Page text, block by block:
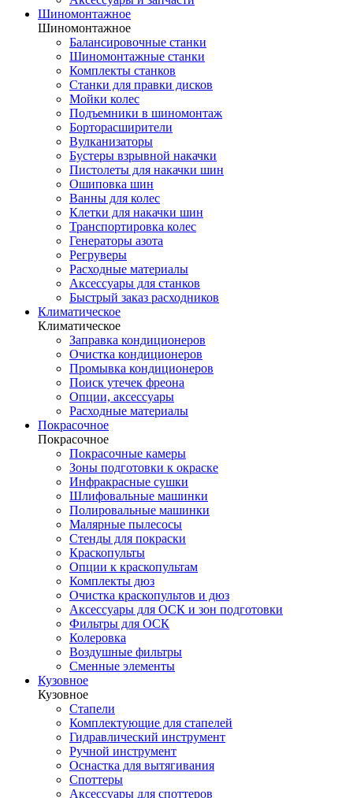
Шиномонтажное
Шиномонтажное
Балансировочные станки
Шиномонтажные станки
Комплекты станков
Станки для правки дисков
Мойки колес
Подъемники в шиномонтаж
Борторасширители
Вулканизаторы
Бустеры взрывной накачки
Пистолеты для накачки шин
Ошиповка шин
Ванны для колес
Клетки для накачки шин
Транспортировка колес
Генераторы азота
Регруверы
Расходные материалы
Аксессуары для станков
Быстрый заказ расходников
Климатическое
Климатическое
Заправка кондиционеров
Очистка кондиционеров
Промывка кондиционеров
Поиск утечек фреона
Опции, аксессуары
Расходные материалы
Покрасочное
Покрасочное
Покрасочные камеры
Зоны подготовки к окраске
Инфракрасные сушки
Шлифовальные машинки
Полировальные машинки
Малярные пылесосы
Стенды для покраски
Краскопульты
Опции к краскопультам
Комплекты дюз
Очистка краскопультов и дюз
Аксессуары для ОСК и зон подготовки
Фильтры для ОСК
Колеровка
Воздушные фильтры
Сменные элементы
Кузовное
Кузовное
Стапели
Комплектующие для стапелей
Гидравлический инструмент
Ручной инструмент
Оснастка для вытягивания
Споттеры
Аксессуары для споттеров